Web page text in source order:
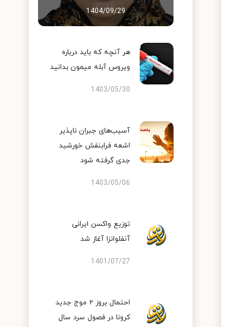
1404/09/29
هر آنچه که باید درباره
ویروس آبله میمون بدانید
1403/05/30
آسیب‌های جبران ناپذیر
اشعه فرابنفش خورشید
جدی گرفته شود
1403/05/06
توزیع واکسن ایرانی
آنفلوانزا آغاز شد
1401/07/27
احتمال بروز ۲ موج جدید
کرونا در فصول سرد سال